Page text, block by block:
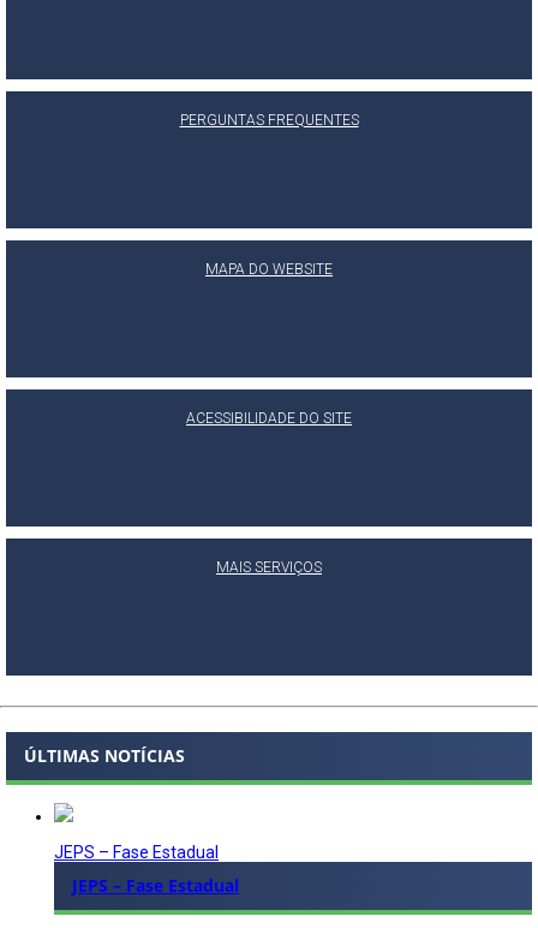
PERGUNTAS FREQUENTES
MAPA DO WEBSITE
ACESSIBILIDADE DO SITE
MAIS SERVIÇOS
ÚLTIMAS NOTÍCIAS
JEPS – Fase Estadual
JEPS – Fase Estadual